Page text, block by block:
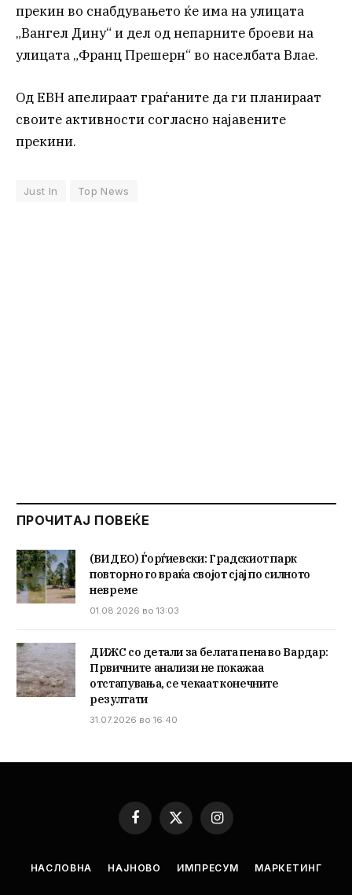
прекин во снабдувањето ќе има на улицата
„Вангел Дину“ и дел од непарните броеви на
улицата „Франц Прешерн“ во населбата Влае.
Од ЕВН апелираат граѓаните да ги планираат
своите активности согласно најавените
прекини.
Just In Top News
ПРОЧИТАЈ ПОВЕЌЕ
(ВИДЕО) Ѓорѓиевски: Градскиот парк
повторно го враќа својот сјај по силното
невреме
01.08.2026 во 13:03
ДИЖС со детали за белата пена во Вардар:
Првичните анализи не покажаа
отстапувања, се чекаат конечните
резултати
31.07.2026 во 16:40
Facebook
X
Instagram
НАСЛОВНА НАЈНОВО ИМПРЕСУМ МАРКЕТИНГ